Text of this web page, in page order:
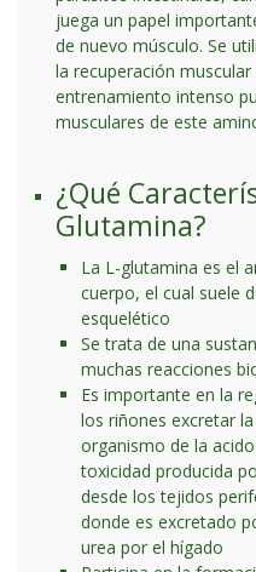
juega un papel
de nuevo músculo. Se
la recuperación
entrenamiento intenso
musculares de este
¿Qué
Glutamina?
La L-glutamina es el
cuerpo, el cual suele
esquelético
Se trata de una
muchas reacciones
Es importante en la
los riñones excretar
organismo de la
toxicidad producida
desde los tejidos
donde es excretado
urea por el hígado